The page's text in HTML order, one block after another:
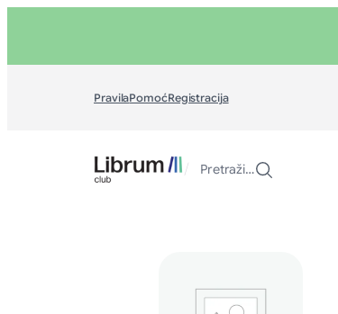
sadržaj
PravilaPomoćRegistracija
/ Pretraži…